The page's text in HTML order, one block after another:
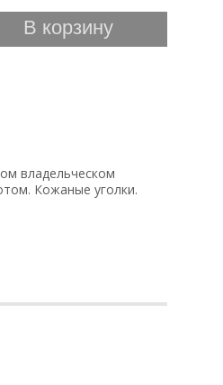
В корзину
владельческом
Кожаные уголки.